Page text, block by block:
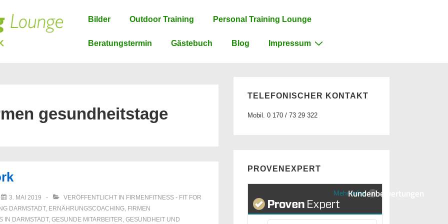
Hauptnavigation
Bilder Outdoor Training Personal Training Lounge
Beratungstermin Gästebuch Blog Impressum
gesundheitstage
3. MAI 2019 VERÖFFENTLICHT IN FIRMENFITNESS - FIT FOR
DARMSTADT, ERNÄHRUNGSCOACHING FIRMEN
IN DARMSTADT, GESUNDE MITARBEITER GESUNDHEIT UND
TELEFONISCHER KONTAKT
Mobil. 0 170 / 73 29 322
PROVENEXPERT
Mehr Infos
Kundenbewertungen